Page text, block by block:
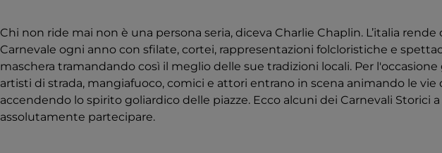
Chi non ride mai non è una persona seria, diceva Charlie Chaplin. L’italia rende
Carnevale ogni anno con sfilate, cortei, rappresentazioni folcloristiche e
maschera tramandando così il meglio delle sue tradizioni locali. Per l'occasione
artisti di strada, mangiafuoco, comici e attori entrano in scena animando le vie
accendendo lo spirito goliardico delle piazze. Ecco alcuni dei Carnevali Storici
assolutamente partecipare.